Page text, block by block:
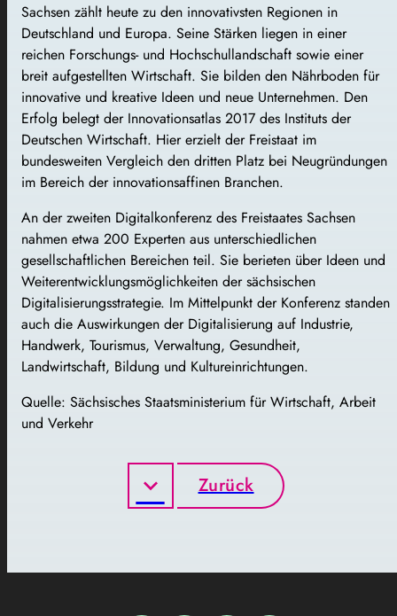
Sachsen zählt heute zu den innovativsten Regionen in
Deutschland und Europa. Seine Stärken liegen in einer
reichen Forschungs- und Hochschullandschaft sowie einer
breit aufgestellten Wirtschaft. Sie bilden den Nährboden für
innovative und kreative Ideen und neue Unternehmen. Den
Erfolg belegt der Innovationsatlas 2017 des Instituts der
Deutschen Wirtschaft. Hier erzielt der Freistaat im
bundesweiten Vergleich den dritten Platz bei Neugründungen
im Bereich der innovationsaffinen Branchen.
An der zweiten Digitalkonferenz des Freistaates Sachsen
nahmen etwa 200 Experten aus unterschiedlichen
gesellschaftlichen Bereichen teil. Sie berieten über Ideen und
Weiterentwicklungsmöglichkeiten der sächsischen
Digitalisierungsstrategie. Im Mittelpunkt der Konferenz standen
auch die Auswirkungen der Digitalisierung auf Industrie,
Handwerk, Tourismus, Verwaltung, Gesundheit,
Landwirtschaft, Bildung und Kultureinrichtungen.
Quelle: Sächsisches Staatsministerium für Wirtschaft, Arbeit
und Verkehr
Zurück